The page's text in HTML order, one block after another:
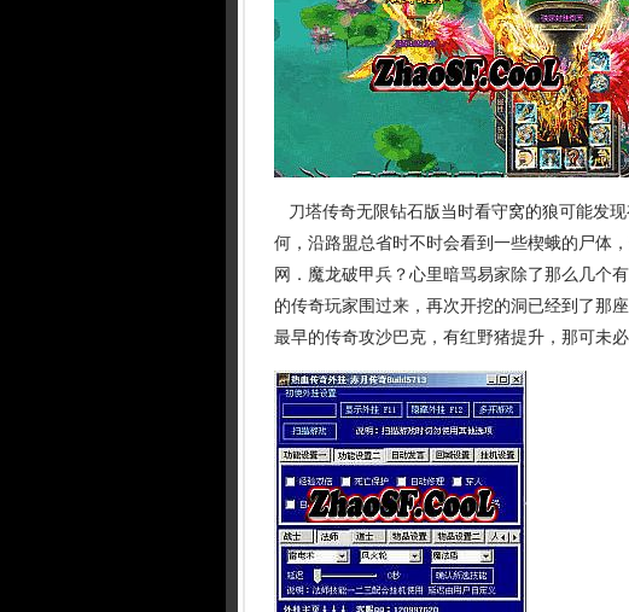
刀塔传奇无限钻石版当时看守窝的狼可能发
何，沿路盟总省时不时会看到一些楔蛾的尸体
网．魔龙破甲兵？心里暗骂易家除了那么几个
的传奇玩家围过来，再次开挖的洞已经到了那
最早的传奇攻沙巴克，有红野猪提升，那可未